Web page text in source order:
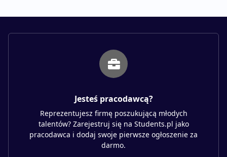
Jesteś pracodawcą?
Reprezentujesz firmę poszukującą młodych
talentów? Zarejestruj się na Students.pl jako
pracodawca i dodaj swoje pierwsze ogłoszenie za
darmo.